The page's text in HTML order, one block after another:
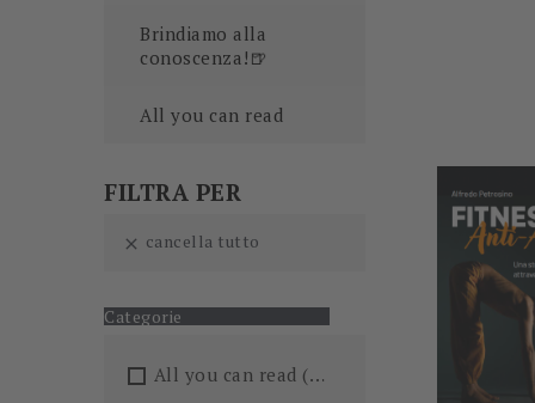
Brindiamo alla
conoscenza!🍺
All you can read
FILTRA PER
 cancella tutto
Categorie
All you can read (205)